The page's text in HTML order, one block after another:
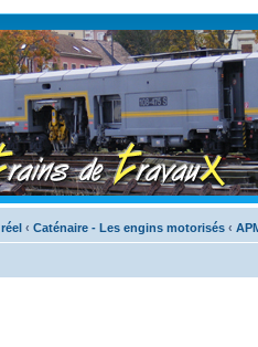
‹ Caténaire - Les engins motorisés ‹